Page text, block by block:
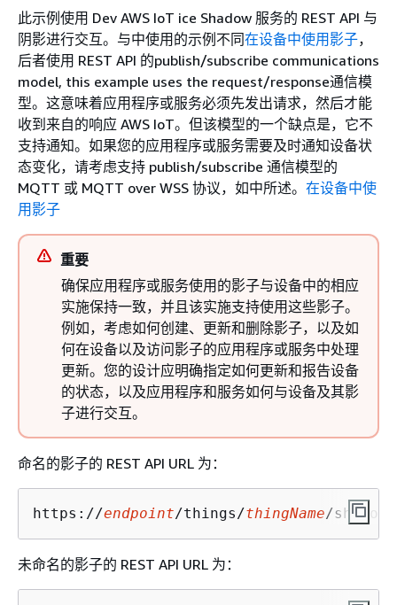
此示例使用 Dev AWS IoT ice Shadow 服务的 REST API 与
阴影进行交互。与中使用的示例不同在设备中使用影子，
后者使用 REST API 的publish/subscribe communications
model, this example uses the request/response通信模
型。这意味着应用程序或服务必须先发出请求，然后才能
收到来自的响应 AWS IoT。但该模型的一个缺点是，它不
支持通知。如果您的应用程序或服务需要及时通知设备状
态变化，请考虑支持 publish/subscribe 通信模型的
MQTT 或 MQTT over WSS 协议，如中所述。 在设备中使
用影子
重要
确保应用程序或服务使用的影子与设备中的相应
实施保持一致，并且该实施支持使用这些影子。
例如，考虑如何创建、更新和删除影子，以及如
何在设备以及访问影子的应用程序或服务中处理
更新。您的设计应明确指定如何更新和报告设备
的状态，以及应用程序和服务如何与设备及其影
子进行交互。
命名的影子的 REST API URL 为：
https://endpoint/things/thingName/
未命名的影子的 REST API URL 为：